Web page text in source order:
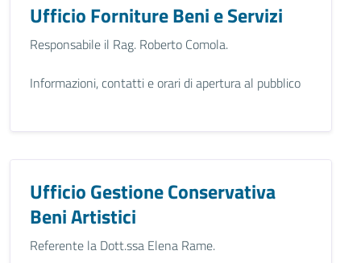
Ufficio Forniture Beni e Servizi
Responsabile il Rag. Roberto Comola.
Informazioni, contatti e orari di apertura al pubblico
Ufficio Gestione Conservativa
Beni Artistici
Referente la Dott.ssa Elena Rame.